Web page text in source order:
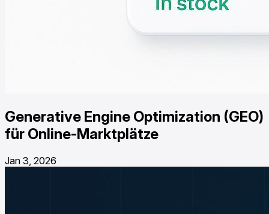
Generative Engine Optimization (GEO)
für Online-Marktplätze
Jan 3, 2026